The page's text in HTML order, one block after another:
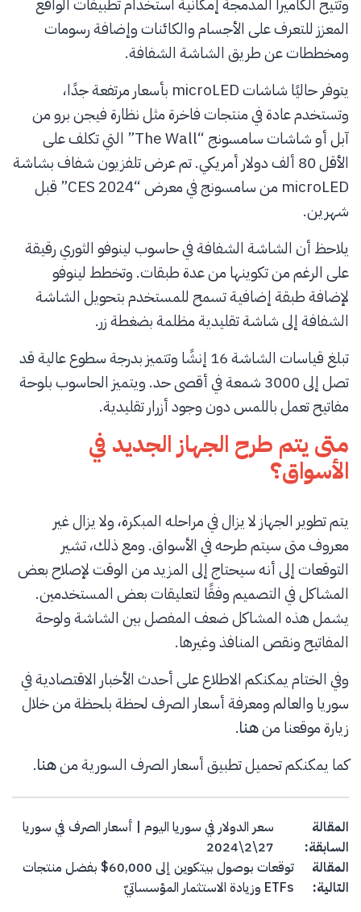
المعزز للتعرف على الأجسام والكائنات وإضافة رسومات
ومخططات عن طريق الشاشة الشفافة.
يتوفر حاليًا شاشات microLED بأسعار مرتفعة جدًا،
وتستخدم عادة في منتجات فاخرة مثل نظارة فيجن برو من
آبل أو شاشات سامسونج “The Wall” التي تكلف على
الأقل 80 ألف دولار أمريكي. تم عرض تلفزيون شفاف بشاشة
microLED من سامسونج في معرض “CES 2024” قبل
شهرين.
يلاحظ أن الشاشة الشفافة في حاسوب لينوفو الثوري رقيقة
على الرغم من تكوينها من عدة طبقات. وتخطط لينوفو
لإضافة طبقة إضافية تسمح للمستخدم بتحويل الشاشة
الشفافة إلى شاشة تقليدية مظلمة بضغطة زر.
تبلغ قياسات الشاشة 16 إنشًا وتتميز بدرجة سطوع عالية قد
تصل إلى 3000 شمعة في أقصى حد. ويتميز الحاسوب بلوحة
مفاتيح تعمل باللمس دون وجود أزرار تقليدية.
متى يتم طرح الجهاز الجديد في
الأسواق؟
يتم تطوير الجهاز لا يزال في مراحله المبكرة، ولا يزال غير
معروف متى سيتم طرحه في الأسواق. ومع ذلك، تشير
التوقعات إلى أنه سيحتاج إلى المزيد من الوقت لإصلاح بعض
المشاكل في التصميم وفقًا لتعليقات بعض المستخدمين.
يشمل هذه المشاكل ضعف المفصل بين الشاشة ولوحة
المفاتيح ونقص المنافذ وغيرها.
وفي الختام يمكنكم الاطلاع على أحدث الأخبار الاقتصادية في
سوريا والعالم ومعرفة أسعار الصرف لحظة بلحظة من خلال
زيارة موقعنا منهنا.
كما يمكنكم تحميل تطبيق أسعار الصرف السورية منهنا.
Post navigation
المقالة
السابقة:
سعر الدولار في سوريا اليوم | أسعار الصرف في سوريا
27\2\2024
المقالة
التالية:
توقعات بوصول بيتكوين إلى 60,000$ بفضل منتجات
ETFs وزيادة الاستثمار المؤسساتيّ